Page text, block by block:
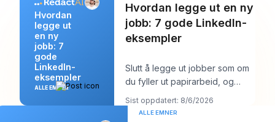
Hvordan
legge ut
en ny
jobb: 7
gode
LinkedIn-
eksempler
ALLE EMNER
Hvordan legge ut en ny
jobb: 7 gode LinkedIn-
eksempler
Slutt å legge ut jobber som om
du fyller ut papirarbeid, og
begynn å skrive dem som om
du prøver å o
Sist oppdatert: 8/6/2026
ALLE EMNER